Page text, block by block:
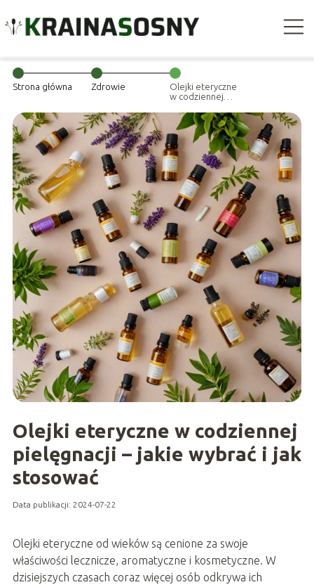
Strona główna Zdrowie
Olejki eteryczne
w codziennej
jakie wybrać i
jak stosować
Olejki eteryczne w codziennej
pielęgnacji – jakie wybrać i jak
stosować
Data publikacji: 2024-07-22
Olejki eteryczne od wieków są cenione za swoje
właściwości lecznicze, aromatyczne i kosmetyczne. W
dzisiejszych czasach coraz więcej osób odkrywa ich